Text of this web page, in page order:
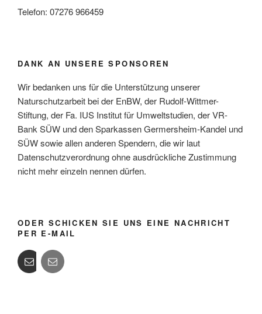
Telefon: 07276 966459
DANK AN UNSERE SPONSOREN
Wir bedanken uns für die Unterstützung unserer
Naturschutzarbeit bei der EnBW, der Rudolf-Wittmer-
Stiftung, der Fa. IUS Institut für Umweltstudien, der VR-
Bank SÜW und den Sparkassen Germersheim-Kandel und
SÜW sowie allen anderen Spendern, die wir laut
Datenschutzverordnung ohne ausdrückliche Zustimmung
nicht mehr einzeln nennen dürfen.
ODER SCHICKEN SIE UNS EINE NACHRICHT
PER E-MAIL